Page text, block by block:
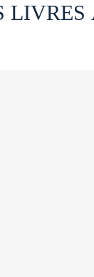
LIVRES